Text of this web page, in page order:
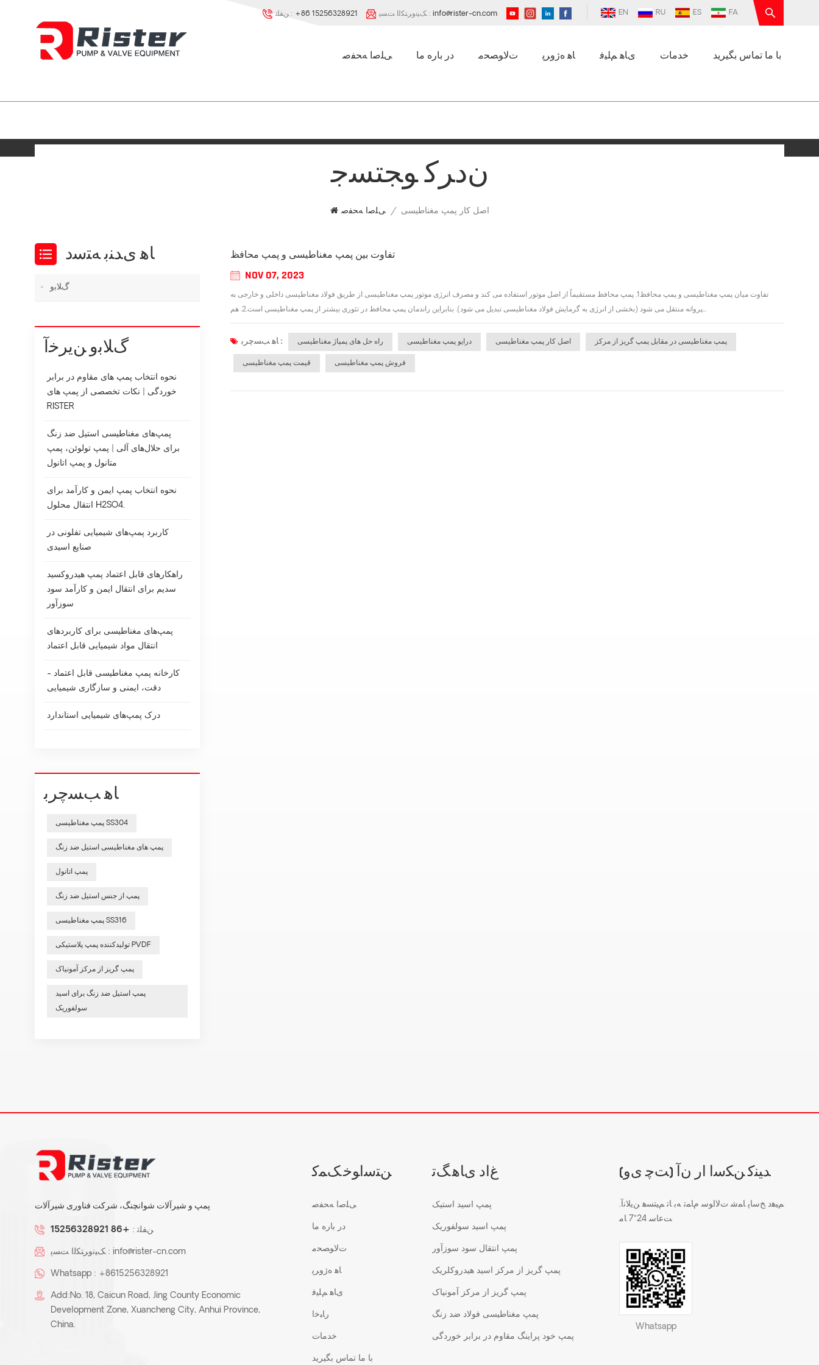
EN RU ES FA ﻦﻔﻠﺗ : +86 15256328921 ﮏﯿﻧﻭﺮﺘﮑﻟﺍ ﺖﺴﭘ : info@rister-cn.com
ﯽﻠﺻﺍ ﻪﺤﻔﺻ در باره ما ﺕﻻ ﻮﺼﺤﻣ ﺎﻫ ﻩﮊﻭﺮﭘ ﯼﺎﻫ ﻢﻠﯿﻓ خدمات با ما تماس بگیرید
ﻥﺩﺮﮐ ﻮﺠﺘﺴﺟ
ﯽﻠﺻﺍ ﻪﺤﻔﺻ / اصل کار پمپ مغناطیسی
تفاوت بین پمپ مغناطیسی و پمپ محافظ
NOV 07, 2023
تفاوت میان پمپ مغناطیسی و پمپ محافظ1. پمپ محافظ مستقیماً از اصل موتور استفاده می کند و مصرف انرژی موتور پمپ مغناطیسی از طریق فولاد مغناطیسی داخلی و خارجی به
پروانه منتقل می شود (بخشی از انرژی به گرمایش فولاد مغناطیسی تبدیل می شود). بنابراین راندمان پمپ محافظ در تئوری بیشتر از پمپ مغناطیسی است.2. هم...
ﺎﻫ ﺐﺴﭼﺮﺑ : راه حل های پمپاژ مغناطیسی درایو پمپ مغناطیسی اصل کار پمپ مغناطیسی پمپ مغناطیسی در مقابل پمپ گریز از مرکز
قیمت پمپ مغناطیسی فروش پمپ مغناطیسی
ﺎﻫ ﯼﺪﻨﺑ ﻪﺘﺳﺩ
ﮒﻼ ﺑﻭ
ﮒﻼ ﺑﻭ ﻦﯾﺮﺧﺁ
نحوه انتخاب پمپ های مقاوم در برابر
خوردگی | نکات تخصصی از پمپ های
RISTER
پمپ‌های مغناطیسی استیل ضد زنگ
برای حلال‌های آلی | پمپ تولوئن، پمپ
متانول و پمپ اتانول
نحوه انتخاب پمپ ایمن و کارآمد برای
انتقال محلول H2SO4.
کاربرد پمپ‌های شیمیایی تفلونی در
صنایع اسیدی
راهکارهای قابل اعتماد پمپ هیدروکسید
سدیم برای انتقال ایمن و کارآمد سود
سوزآور
پمپ‌های مغناطیسی برای کاربردهای
انتقال مواد شیمیایی قابل اعتماد
کارخانه پمپ مغناطیسی قابل اعتماد -
دقت، ایمنی و سازگاری شیمیایی
درک پمپ‌های شیمیایی استاندارد
ﺎﻫ ﺐﺴﭼﺮﺑ
پمپ مغناطیسی SS304
پمپ های مغناطیسی استیل ضد زنگ
پمپ اتانول
پمپ از جنس استیل ضد زنگ
پمپ مغناطیسی SS316
تولیدکننده پمپ پلاستیکی PVDF
پمپ گریز از مرکز آمونیاک
پمپ استیل ضد زنگ برای اسید
سولفوریک
پمپ و شیرآلات شوانچنگ، شرکت فناوری شیرآلات
ﻦﻔﻠﺗ : +86 15256328921
ﮏﯿﻧﻭﺮﺘﮑﻟﺍ ﺖﺴﭘ : info@rister-cn.com
Whatsapp : +8615256328921
Add:No. 18, Caicun Road, Jing County Economic
Development Zone, Xuancheng City, Anhui Province,
China.
ﻦﺘﺳﺍﻮﺧ ﮏﻤﮐ
ﯽﻠﺻﺍ ﻪﺤﻔﺻ
در باره ما
ﺕﻻ ﻮﺼﺤﻣ
ﺎﻫ ﻩﮊﻭﺮﭘ
ﯼﺎﻫ ﻢﻠﯿﻓ
ﺭﺎﺒﺧﺍ
خدمات
با ما تماس بگیرید
ﻍﺍﺩ ﯼﺎﻫ ﮓﺗ
پمپ اسید استیک
پمپ اسید سولفوریک
پمپ انتقال سود سوزآور
پمپ گریز از مرکز اسید هیدروکلریک
پمپ گریز از مرکز آمونیاک
پمپ مغناطیسی فولاد ضد زنگ
پمپ خود پراینگ مقاوم در برابر خوردگی
(ﺖﭼ ﯼﻭ) ﺪﯿﻨﮐ ﻦﮑﺳﺍ ﺍﺭ ﻥﺁ
.ﻢﯿﻫﺩ ﺦﺳﺎﭘ ﺎﻤﺷ ﺕﻻ ﺍﻮﺳ ﻡﺎﻤﺗ ﻪﺑ ﺎﺗ ﻢﯿﺘﺴﻫ ﻦﯾﻼ ﻧﺁ
ﺖﻋﺎﺳ 24*7 ﺎﻣ
Whatsapp